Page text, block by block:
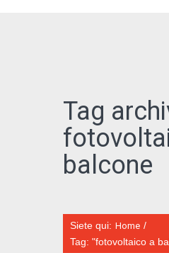
CATALOGO
Tag
balcone
Siete qui: Home /
Tag: "fotovoltaico a